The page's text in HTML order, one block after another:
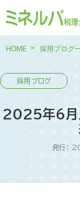
HOME 採用ブログ
2025年6月
発行：